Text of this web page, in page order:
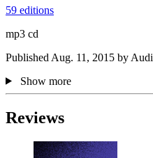
59 editions
mp3 cd
Published Aug. 11, 2015 by
Show more
Reviews